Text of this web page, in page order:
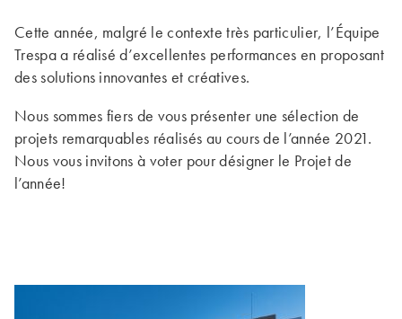
Cette année, malgré le contexte très particulier, l’Équipe
Trespa a réalisé d’excellentes performances en proposant
des solutions innovantes et créatives.
Nous sommes fiers de vous présenter une sélection de
projets remarquables réalisés au cours de l’année 2021.
Nous vous invitons à voter pour désigner le Projet de
l’année!